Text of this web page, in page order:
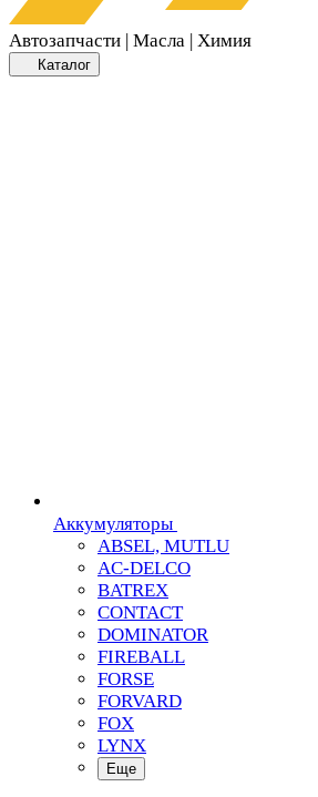
Автозапчасти | Масла | Химия
Каталог
Аккумуляторы
ABSEL, MUTLU
AC-DELCO
BATREX
CONTACT
DOMINATOR
FIREBALL
FORSE
FORVARD
FOX
LYNX
Еще